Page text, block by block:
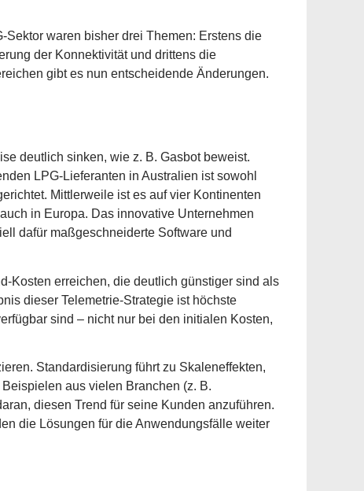
waren bisher drei Themen: Erstens die
der Konnektivität und drittens die
gibt es nun entscheidende Änderungen.
deutlich sinken, wie z. B. Gasbot beweist.
LPG-Lieferanten in Australien ist sowohl
Mittlerweile ist es auf vier Kontinenten
in Europa. Das innovative Unternehmen
dafür maßgeschneiderte Software und
Kosten erreichen, die deutlich günstiger sind als
dieser Telemetrie-Strategie ist höchste
sind – nicht nur bei den initialen Kosten,
Standardisierung führt zu Skaleneffekten,
aus vielen Branchen (z. B.
diesen Trend für seine Kunden anzuführen.
die Lösungen für die Anwendungsfälle weiter